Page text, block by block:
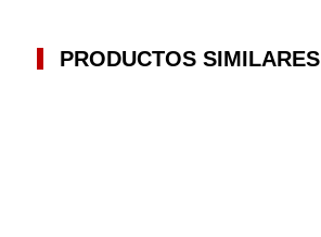
PRODUCTOS SIMILARES